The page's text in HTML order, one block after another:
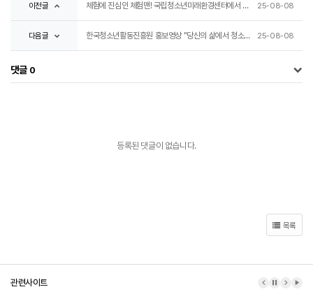
이전글 체험에 진심인 체험맨! 국립청소년미래환경센터에서 찐텐으로 즐기다 옴🤣(1탄) 25-08-08
다음글 한국청소년활동진흥원 홍보영상 "당신의 삶에서 청소년활동은 어떤 의미였나요?😊" 25-08-08
댓글 0
등록된 댓글이 없습니다.
목록
관련사이트 이전 배너
배너 정지
다음 배
배